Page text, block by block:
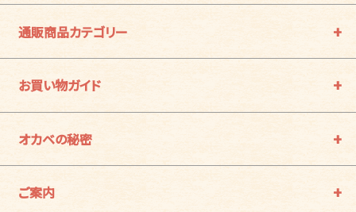
通販商品カテゴリー
お買い物ガイド
オカベの秘密
ご案内